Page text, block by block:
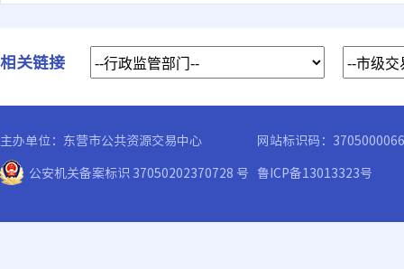
相关链接
主办单位：东营市公共资源交易中心
网站标识码：3705000066
公安机关备案标识 37050202370728 号 鲁ICP备13013323号